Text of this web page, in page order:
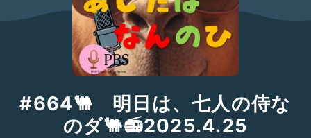
#664🐫 明日は、七人の侍な
のダ🐫📻2025.4.25